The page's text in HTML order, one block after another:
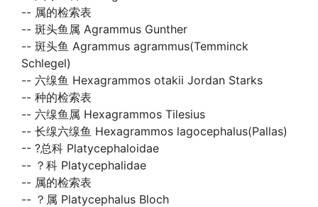
-- 属的检索表
-- 斑头鱼属 Agrammus Gunther
-- 斑头鱼 Agrammus agrammus(Temminck
Schlegel)
-- 六缐鱼 Hexagrammos otakii Jordan Starks
-- 种的检索表
-- 六缐鱼属 Hexagrammos Tilesius
-- 长缐六缐鱼 Hexagrammos lagocephalus(Pallas)
-- ?总科 Platycephaloidae
-- ？科 Platycephalidae
-- 属的检索表
-- ？属 Platycephalus Bloch